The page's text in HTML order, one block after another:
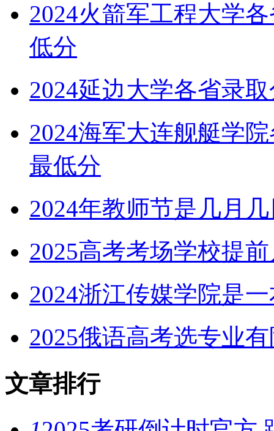
2024火箭军工程大学
低分
2024延边大学各省录
2024海军大连舰艇学
最低分
2024年教师节是几月
2025高考考场学校提
2024浙江传媒学院是
2025俄语高考选专业
文章排行